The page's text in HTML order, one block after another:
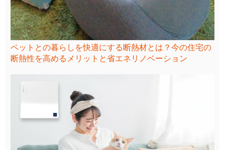
ペットとの暮らしを快適にする断熱材とは？今の住宅の
断熱性を高めるメリットと省エネリノベーション